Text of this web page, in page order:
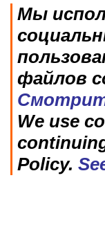
Мы
файлов
We use
Policy.